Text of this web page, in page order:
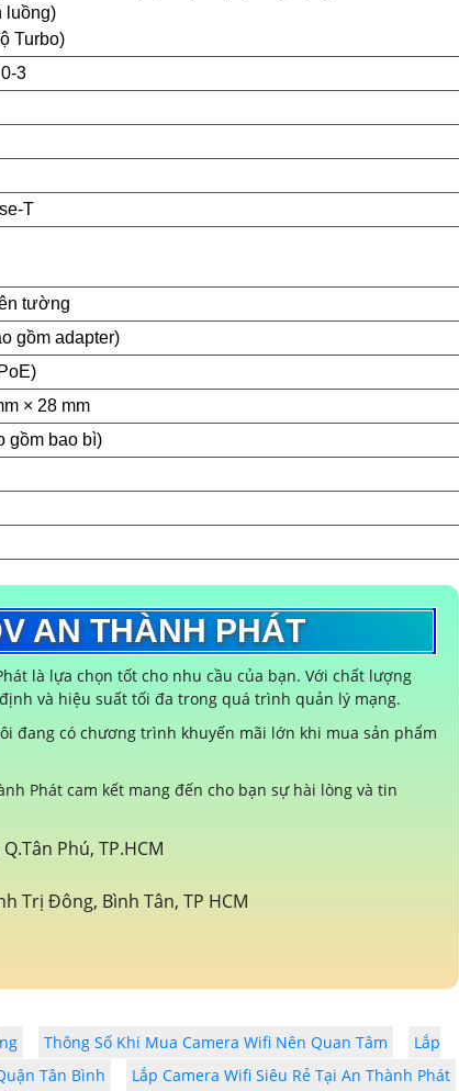
luồng)
Turbo)
3
T
tường
gồm adapter)
× 28 mm
gồm bao bì)
AN THÀNH PHÁT
là lựa chọn tốt cho nhu cầu của bạn. Với chất lượng
và hiệu suất tối đa trong quá trình quản lý mạng.
đang có chương trình khuyến mãi lớn khi mua sản phẩm
Phát cam kết mang đến cho bạn sự hài lòng và tin
Phú, TP.HCM
Trị Đông, Bình Tân, TP HCM
Thông Số Khi Mua Camera Wifi Nên Quan Tâm
Lắp
Tân Bình Lắp Camera Wifi Siêu Rẻ Tại An Thành Phát